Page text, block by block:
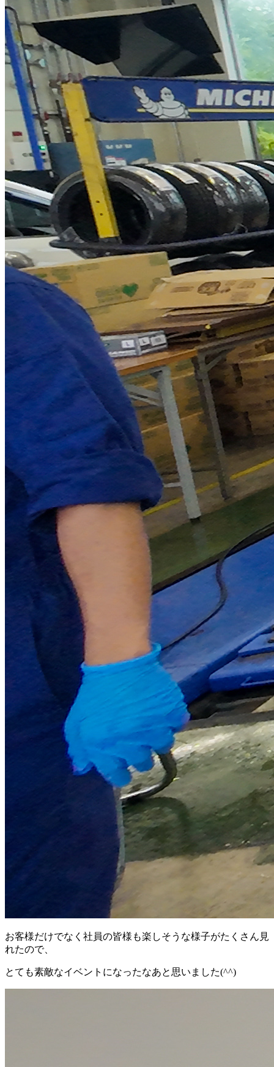
お客様だけでなく社員の皆様も楽しそうな様子がたくさん見
れたので、
とても素敵なイベントになったなあと思いました(^^)